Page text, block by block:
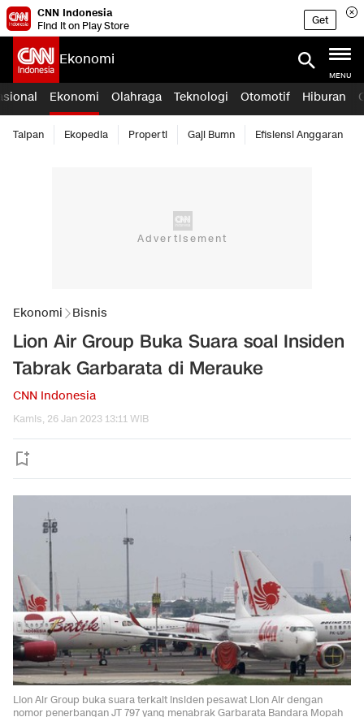
CNN Indonesia
Find it on Play Store
Get
Ekonomi
MENU
Ekonomi Olahraga Teknologi Otomotif Hiburan
Taipan Ekopedia Properti Gaji Bumn Efisiensi Anggaran
Ekonomi Bisnis
Lion Air Group Buka Suara soal Insiden
Tabrak Garbarata di Merauke
CNN Indonesia
Kamis, 26 Jan 2023 13:11 WIB
Lion Air Group buka suara terkait insiden pesawat Lion Air dengan
nomor penerbangan JT 797 yang menabrak Garbarata Bandara Mopah